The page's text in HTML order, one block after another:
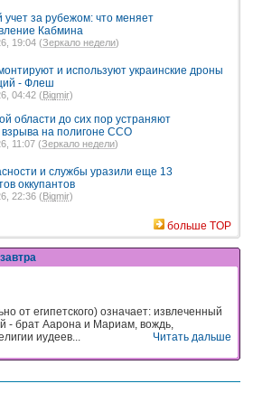
учет за рубежом: что меняет
Кабмина
19:04 (Зеркало недели)
и используют украинские дроны
- Флеш
04:42 (Bigmir)
области до сих пор устраняют
взрыва на полигоне ССО
11:07 (Зеркало недели)
и службы уразили еще 13
оккупантов
22:36 (Bigmir)
больше TOP
завтра
от египетского) означает: извлеченный
- брат Аарона и Мариам, вождь,
иудеев...
Читать дальше